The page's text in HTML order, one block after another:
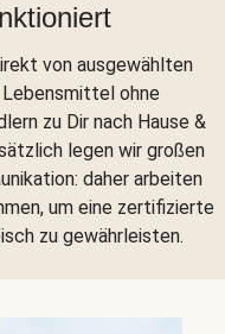
von ausgewählten
ohne
zu Dir nach Hause &
legen wir großen
daher arbeiten
um eine zertifizierte
zu gewährleisten.